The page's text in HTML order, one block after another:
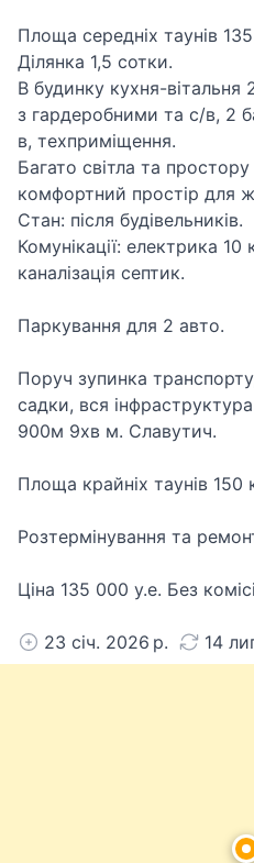
Площа середніх таунів
Ділянка 1,5 сотки.
В будинку кухня-вітальня
з гардеробними та с/в, 2
в, техприміщення.
Багато світла та
комфортний простір для
Стан: після будівельників.
Комунікації: електрика
каналізація септик.
Паркування для 2 авто.
Поруч зупинка
садки, вся інфраструктура
900м 9хв м. Славутич.
Площа крайніх таунів 150
Розтермінування та
Ціна 135 000 у.е. Без
23 січ. 2026 р. 14